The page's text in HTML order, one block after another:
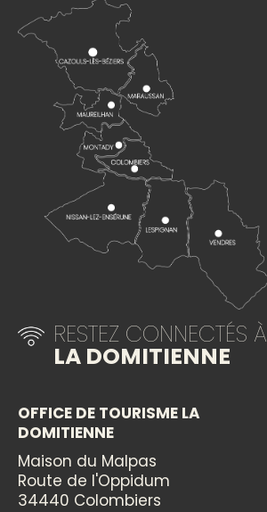
RESTEZ CONNECTÉS À
LA DOMITIENNE
OFFICE DE TOURISME LA
DOMITIENNE
Maison du Malpas
Route de l'Oppidum
34440 Colombiers